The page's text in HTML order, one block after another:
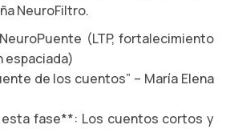
NeuroFiltro.
(LTP, fortalecimiento
espaciada)
de los cuentos” – María Elena
fase**: Los cuentos cortos y